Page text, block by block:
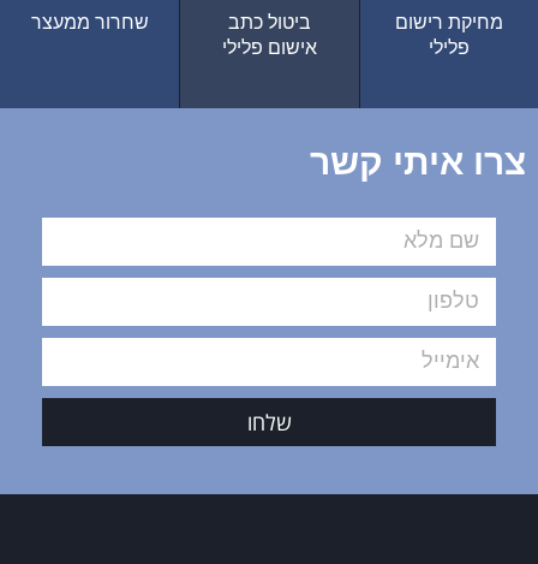
מחיקת רישום
פלילי
ביטול כתב
אישום פלילי
שחרור ממעצר
צרו איתי קשר
שלחו